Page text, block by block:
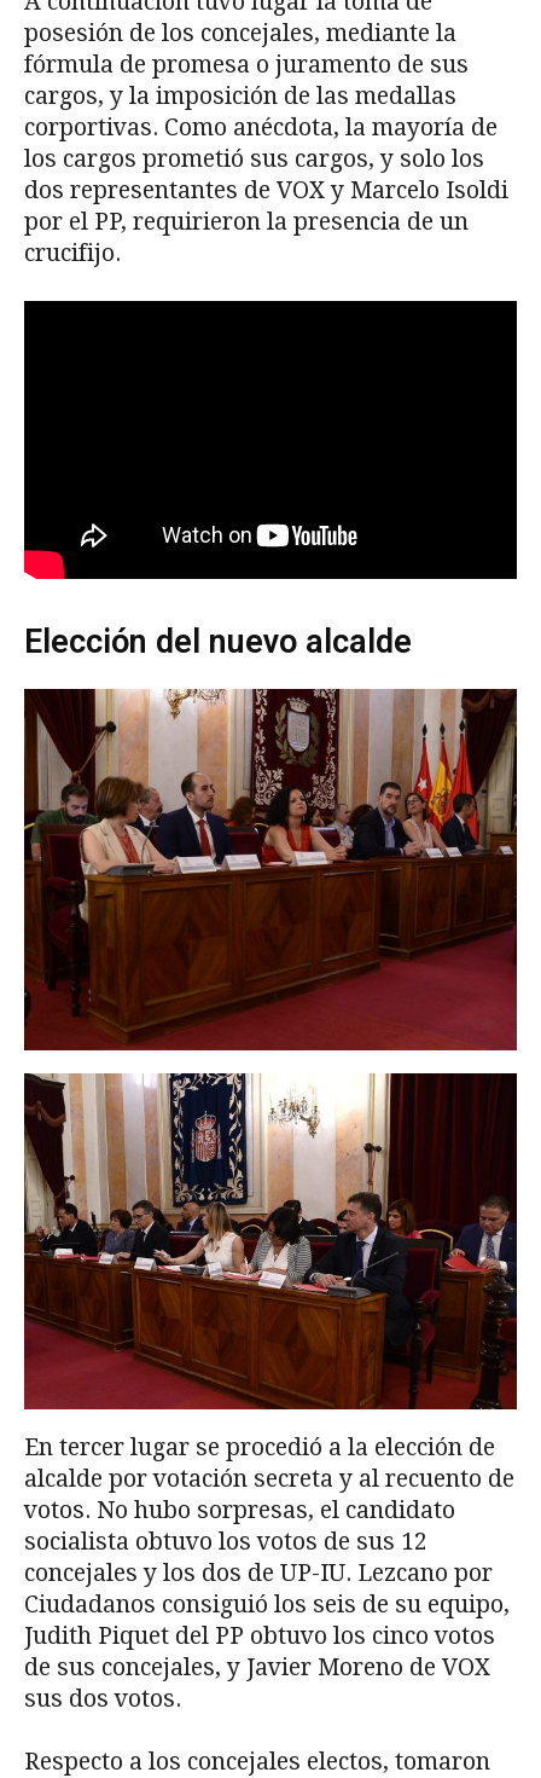
posesión de los concejales, mediante la
fórmula de promesa o juramento de sus
cargos, y la imposición de las medallas
corportivas. Como anécdota, la mayoría de
los cargos prometió sus cargos, y solo los
dos representantes de VOX y Marcelo Isoldi
por el PP, requirieron la presencia de un
crucifijo.
Elección del nuevo alcalde
En tercer lugar se procedió a la elección de
alcalde por votación secreta y al recuento de
votos. No hubo sorpresas, el candidato
socialista obtuvo los votos de sus 12
concejales y los dos de UP-IU. Lezcano por
Ciudadanos consiguió los seis de su equipo,
Judith Piquet del PP obtuvo los cinco votos
de sus concejales, y Javier Moreno de VOX
sus dos votos.
Respecto a los concejales electos, tomaron